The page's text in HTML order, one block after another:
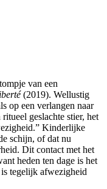
van een
(2019). Wellustig
op een verlangen naar
geslachte stier, het
Kinderlijke
schijn, of dat nu
Dit contact met het
heden ten dage is het
tegelijk afwezigheid